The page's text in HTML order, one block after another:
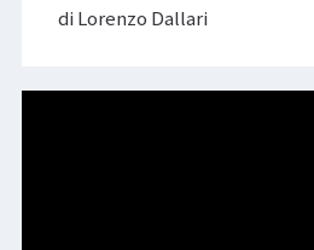
di Lorenzo Dallari